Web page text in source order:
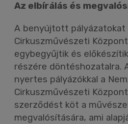
Az elbírálás és
A benyújtott pályázatokat
Cirkuszművészeti
egybegyűjtik és
részére döntéshozatalra.
nyertes pályázókkal a
Cirkuszművészeti
szerződést köt a
megvalósítására, ami